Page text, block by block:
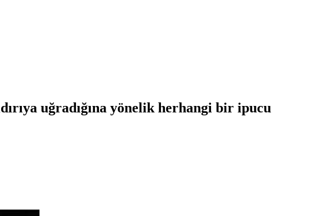
uğradığına yönelik herhangi bir ipucu